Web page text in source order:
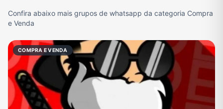
Confira abaixo mais grupos de whatsapp da categoria Compra
e Venda
COMPRA E VENDA